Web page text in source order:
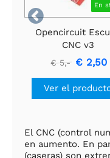

En
Opencircuit
CNC v3
€ 5,- € 2,50
Ver el
El CNC (control
en aumento. En
(caseras) son